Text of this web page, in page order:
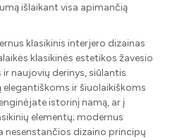
išlaikant visa apimančią
klasikinis interjero dizainas
klasikinės estetikos žavesio
naujovių derinys, siūlantis
ir šiuolaikiškoms
istorinį namą, ar į
elementų; modernus
nesenstančios dizaino principų